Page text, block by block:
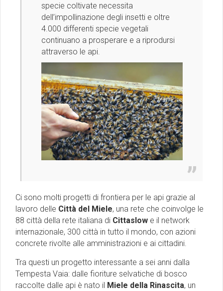
specie coltivate necessita
dell’impollinazione degli insetti e oltre
4.000 differenti specie vegetali
continuano a prosperare e a riprodursi
attraverso le api.
Ci sono molti progetti di frontiera per le api grazie al
lavoro delle Città del Miele, una rete che coinvolge le
88 città della rete italiana di Cittaslow e il network
internazionale, 300 città in tutto il mondo, con azioni
concrete rivolte alle amministrazioni e ai cittadini.
Tra questi un progetto interessante a sei anni dalla
Tempesta Vaia: dalle fioriture selvatiche di bosco
raccolte dalle api è nato il Miele della Rinascita, un